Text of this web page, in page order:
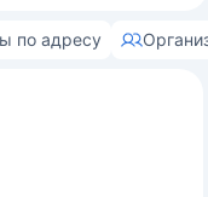
по адресу